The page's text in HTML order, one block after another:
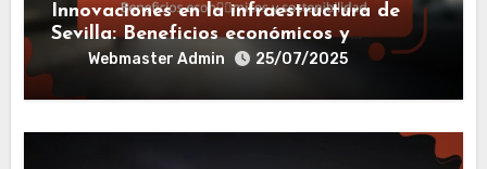
Innovaciones en la infraestructura de
Sevilla: Beneficios económicos y
sostenibilidad
Webmaster Admin 25/07/2025